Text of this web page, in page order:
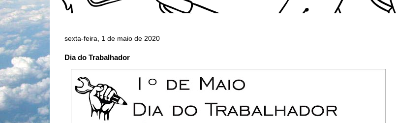
sexta-feira, 1 de maio de 2020
Dia do Trabalhador